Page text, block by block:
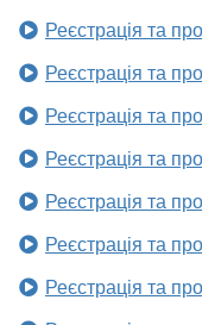
Реєстрація та
Реєстрація та
Реєстрація та
Реєстрація та
Реєстрація та
Реєстрація та
Реєстрація та